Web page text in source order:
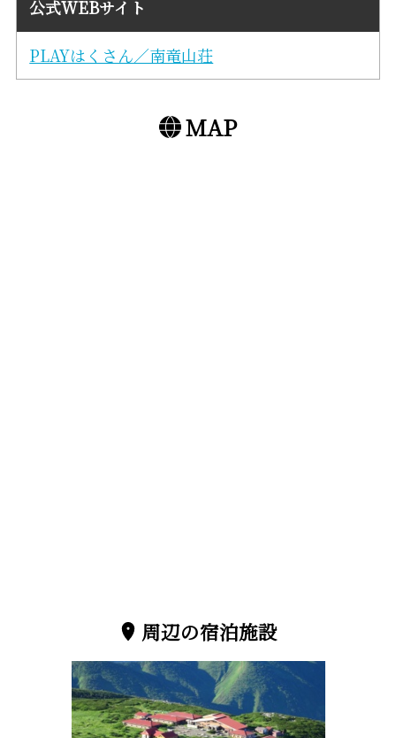
公式WEBサイト
PLAYはくさん／南竜山荘
MAP
周辺の宿泊施設